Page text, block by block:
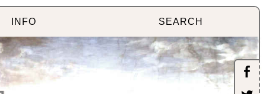
INFO SEARCH